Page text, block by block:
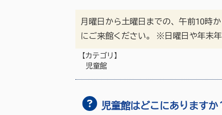
月曜日から土曜日までの、午前10時
にご来館ください。 ※日曜日や年末
【カテゴリ】
児童館
児童館はどこにありますか